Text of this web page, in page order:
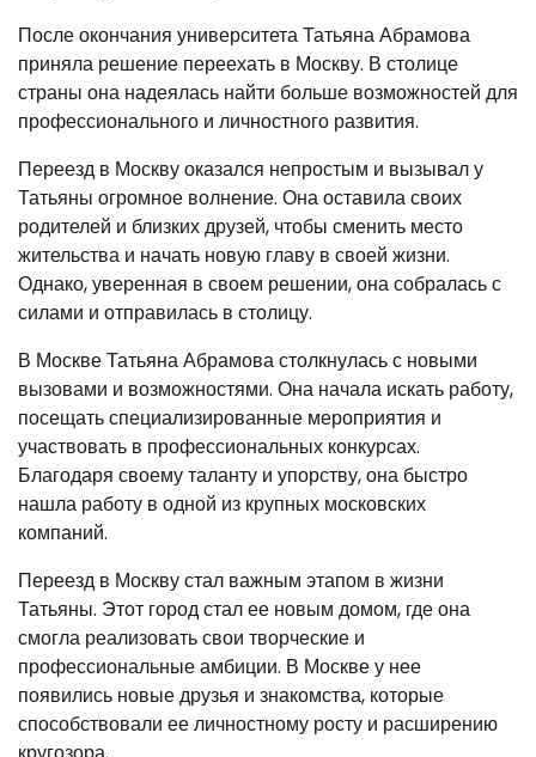
После окончания университета Татьяна Абрамова
приняла решение переехать в Москву. В столице
страны она надеялась найти больше возможностей для
профессионального и личностного развития.
Переезд в Москву оказался непростым и вызывал у
Татьяны огромное волнение. Она оставила своих
родителей и близких друзей, чтобы сменить место
жительства и начать новую главу в своей жизни.
Однако, уверенная в своем решении, она собралась с
силами и отправилась в столицу.
В Москве Татьяна Абрамова столкнулась с новыми
вызовами и возможностями. Она начала искать работу,
посещать специализированные мероприятия и
участвовать в профессиональных конкурсах.
Благодаря своему таланту и упорству, она быстро
нашла работу в одной из крупных московских
компаний.
Переезд в Москву стал важным этапом в жизни
Татьяны. Этот город стал ее новым домом, где она
смогла реализовать свои творческие и
профессиональные амбиции. В Москве у нее
появились новые друзья и знакомства, которые
способствовали ее личностному росту и расширению